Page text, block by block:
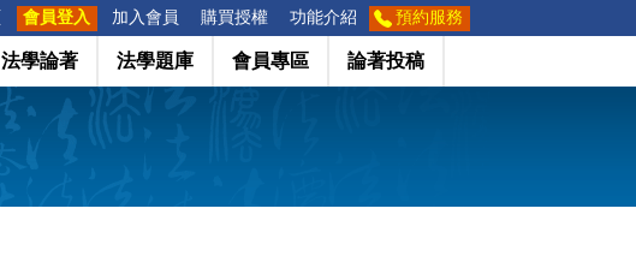
會員登入 加入會員 購買授權 功能介紹 預約服務
法學論著 法學題庫 會員專區 論著投稿